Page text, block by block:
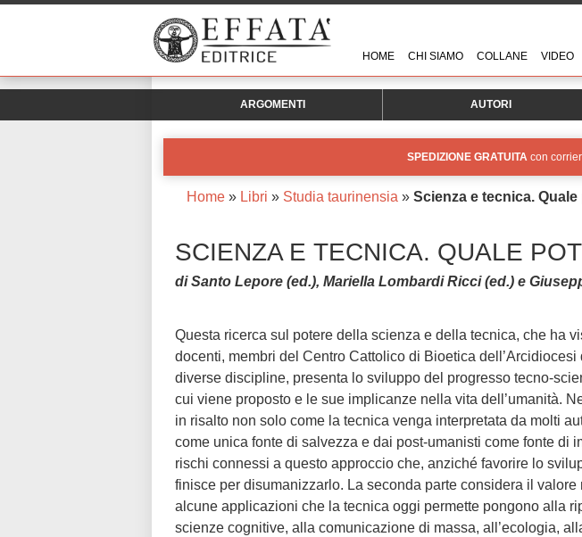
HOME CHI SIAMO COLLANE VIDEO
ARGOMENTI AUTORI
SPEDIZIONE GRATUITA con
Home » Libri » Studia taurinensia » Scienza e tecnica. Quale
SCIENZA E TECNICA. QUALE
di Santo Lepore (ed.), Mariella Lombardi Ricci (ed.) e
Questa ricerca sul potere della scienza e della tecnica, che ha
docenti, membri del Centro Cattolico di Bioetica dell’Arcidiocesi
diverse discipline, presenta lo sviluppo del progresso tecno-
cui viene proposto e le sue implicanze nella vita dell’umanità.
in risalto non solo come la tecnica venga interpretata da molti
come unica fonte di salvezza e dai post-umanisti come fonte di
rischi connessi a questo approccio che, anziché favorire lo
finisce per disumanizzarlo. La seconda parte considera il
alcune applicazioni che la tecnica oggi permette pongono alla
scienze cognitive, alla comunicazione di massa, all’ecologia,